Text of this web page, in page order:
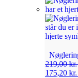
219,00kr.
175,20 kr.